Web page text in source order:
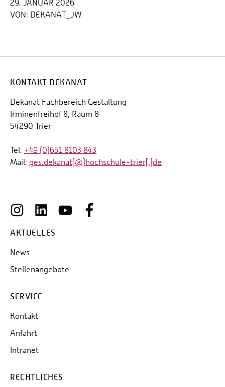
29. JANUAR 2026
VON: DEKANAT_JW
KONTAKT DEKANAT
Dekanat Fachbereich Gestaltung
Irminenfreihof 8, Raum 8
54290 Trier
Tel. +49 (0)651 8103 843
Mail: ges.dekanat[@]hochschule-trier[.]de
AKTUELLES
News
Stellenangebote
SERVICE
Kontakt
Anfahrt
Intranet
RECHTLICHES